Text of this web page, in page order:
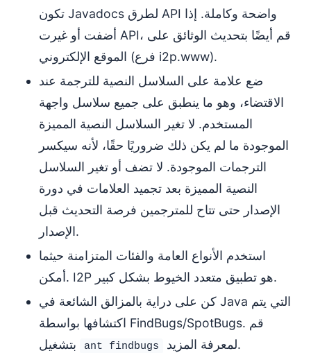
تكون Javadocs لطرق API واضحة وكاملة. إذا
أضفت أو غيرت API، قم أيضًا بتحديث الوثائق على
الموقع الإلكتروني (فرع i2p.www).
ضع علامة على السلاسل النصية للترجمة عند
الاقتضاء، وهو ما ينطبق على جميع سلاسل واجهة
المستخدم. لا تغير السلاسل النصية المميزة
الموجودة ما لم يكن ذلك ضروريًا حقًا، لأنه سيكسر
الترجمات الموجودة. لا تضف أو تغير السلاسل
النصية المميزة بعد تجميد العلامات في دورة
الإصدار حتى تتاح للمترجمين فرصة التحديث قبل
الإصدار.
استخدم الأنواع العامة والفئات المتزامنة حيثما
أمكن. I2P هو تطبيق متعدد الخيوط بشكل كبير.
كن على دراية بالمزالق الشائعة في Java التي يتم
اكتشافها بواسطة FindBugs/SpotBugs. قم
ant findbugs
لمعرفة المزيد.